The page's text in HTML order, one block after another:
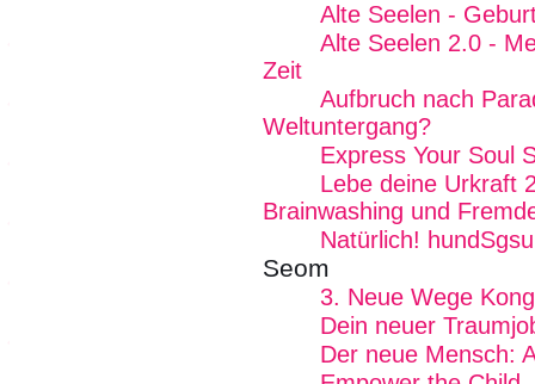
Alte Seelen -
Alte Seelen 2.0 -
Zeit
Aufbruch nach
Weltuntergang?
Express Your Soul
Lebe deine Urkraft
Brainwashing und
Natürlich!
Seom
3. Neue Wege
Dein neuer
Der neue Mensch: